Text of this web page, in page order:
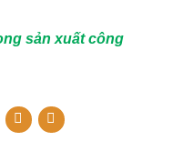
sản xuất công